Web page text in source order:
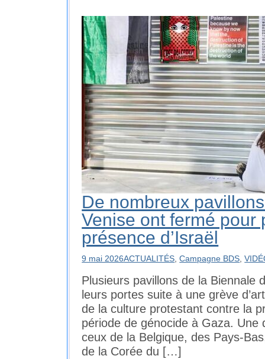
De nombreux
Venise ont fermé pour
présence d’Israël
9 mai 2026ACTUALITÉS,Campagne BDS,
Plusieurs pavillons de la Biennale
leurs portes suite à une grève
de la culture protestant contre la
période de génocide à Gaza. Une
ceux de la Belgique, des Pays-
de la Corée du […]